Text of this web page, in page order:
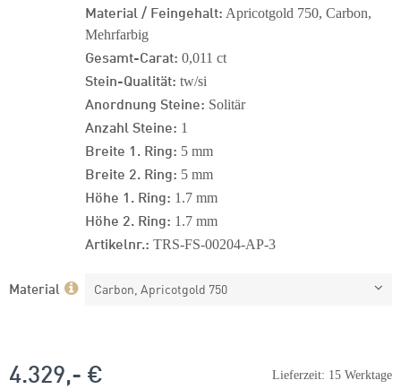
Material / Feingehalt: Apricotgold 750, Carbon,
Mehrfarbig
Gesamt-Carat: 0,011 ct
Stein-Qualität: tw/si
Anordnung Steine: Solitär
Anzahl Steine: 1
Breite 1. Ring: 5 mm
Breite 2. Ring: 5 mm
Höhe 1. Ring: 1.7 mm
Höhe 2. Ring: 1.7 mm
Artikelnr.: TRS-FS-00204-AP-3
Material Carbon, Apricotgold 750
Lieferzeit: 15 Werktage
4.329,- €